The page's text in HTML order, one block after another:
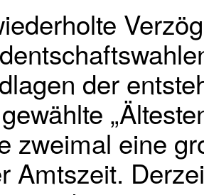
der
zweimal eine
Amtszeit.